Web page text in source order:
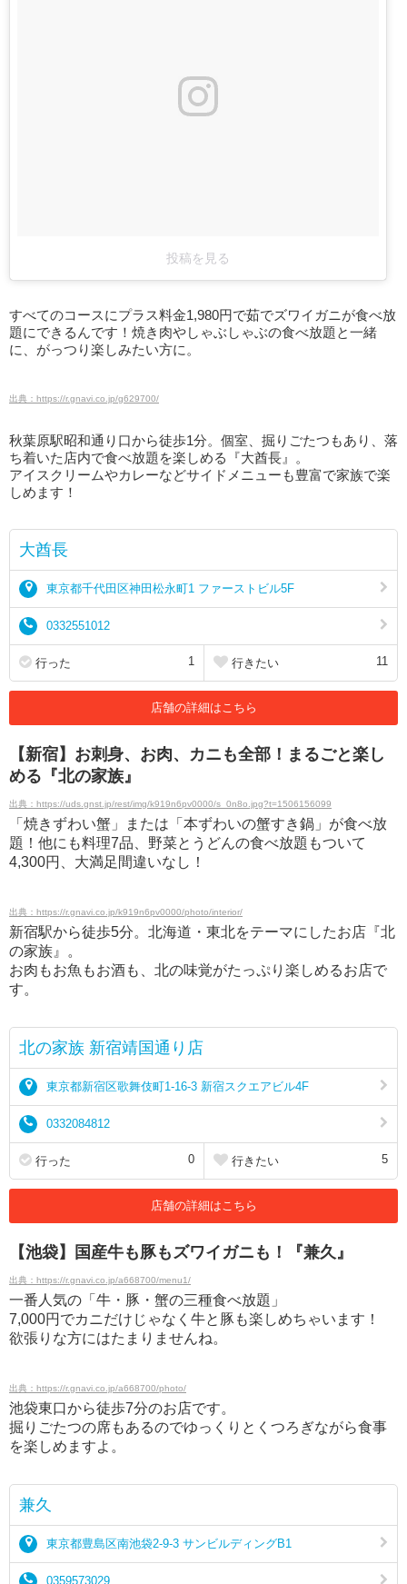
投稿を見る
すべてのコースにプラス料金1,980円で茹でズワイガニが食べ放
題にできるんです！焼き肉やしゃぶしゃぶの食べ放題と一緒
に、がっつり楽しみたい方に。
出典：https://r.gnavi.co.jp/g629700/
秋葉原駅昭和通り口から徒歩1分。個室、掘りごたつもあり、落
ち着いた店内で食べ放題を楽しめる『大酋長』。
アイスクリームやカレーなどサイドメニューも豊富で家族で楽
しめます！
大酋長
東京都千代田区神田松永町1 ファーストビル5F
0332551012
行った 1 行きたい 11
店舗の詳細はこちら
【新宿】お刺身、お肉、カニも全部！まるごと楽し
める『北の家族』
出典：https://uds.gnst.jp/rest/img/k919n6pv0000/s_0n8o.jpg?t=1506156099
「焼きずわい蟹」または「本ずわいの蟹すき鍋」が食べ放
題！他にも料理7品、野菜とうどんの食べ放題もついて
4,300円、大満足間違いなし！
出典：https://r.gnavi.co.jp/k919n6pv0000/photo/interior/
新宿駅から徒歩5分。北海道・東北をテーマにしたお店『北
の家族』。
お肉もお魚もお酒も、北の味覚がたっぷり楽しめるお店で
す。
北の家族 新宿靖国通り店
東京都新宿区歌舞伎町1-16-3 新宿スクエアビル4F
0332084812
行った 0 行きたい 5
店舗の詳細はこちら
【池袋】国産牛も豚もズワイガニも！『兼久』
出典：https://r.gnavi.co.jp/a668700/menu1/
一番人気の「牛・豚・蟹の三種食べ放題」
7,000円でカニだけじゃなく牛と豚も楽しめちゃいます！
欲張りな方にはたまりませんね。
出典：https://r.gnavi.co.jp/a668700/photo/
池袋東口から徒歩7分のお店です。
掘りごたつの席もあるのでゆっくりとくつろぎながら食事
を楽しめますよ。
兼久
東京都豊島区南池袋2-9-3 サンビルディングB1
0359573029